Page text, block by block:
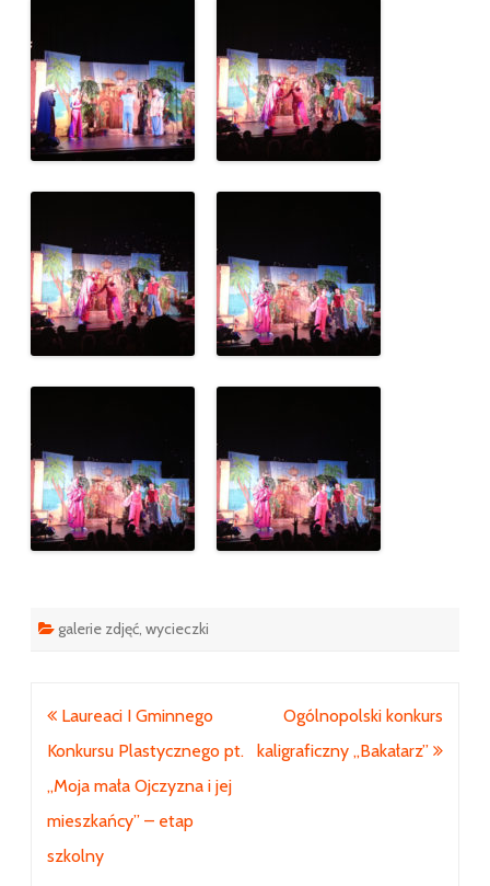
galerie zdjęć wycieczki
Nawigacja
wpisu
Laureaci I Gminnego
Konkursu Plastycznego pt.
„Moja mała Ojczyzna i jej
mieszkańcy” – etap
szkolny
Ogólnopolski konkurs
kaligraficzny „Bakałarz”